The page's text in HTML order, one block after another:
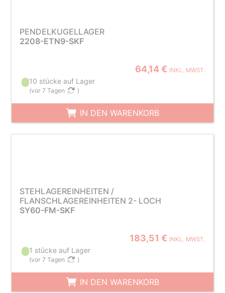
PENDELKUGELLAGER
2208-ETN9-SKF
64,14 € INKL. MWST.
10 stücke auf Lager
(vor 7 Tagen )
IN DEN WARENKORB
STEHLAGEREINHEITEN /
FLANSCHLAGEREINHEITEN 2- LOCH
SY60-FM-SKF
183,51 € INKL. MWST.
1 stücke auf Lager
(vor 7 Tagen )
IN DEN WARENKORB